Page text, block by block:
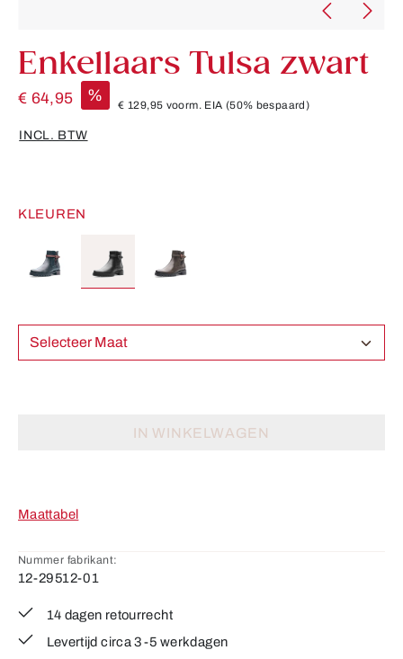
Enkellaars Tulsa zwart
€ 64,95 %
€ 129,95 voorm. EIA (50% bespaard)
INCL. BTW
KLEUREN
Selecteer Maat
IN WINKELWAGEN
Maattabel
Nummer fabrikant:
12-29512-01
14 dagen retourrecht
Levertijd circa 3-5 werkdagen